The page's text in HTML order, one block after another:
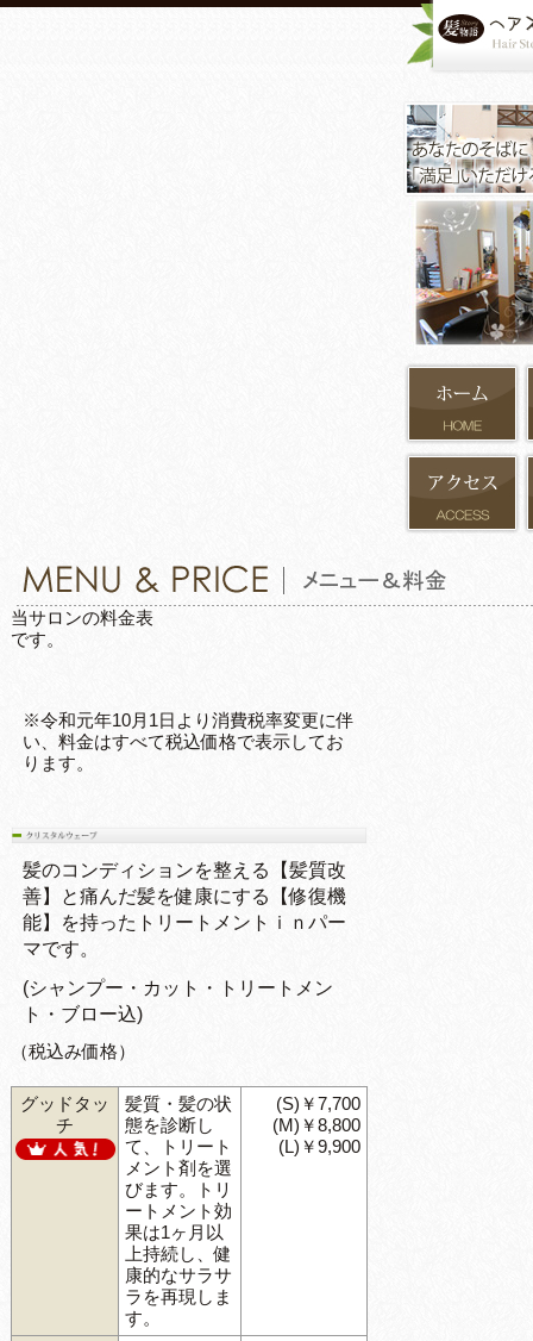
当サロンの料金表
です。
※令和元年10月1日より消費税率変更に伴
い、料金はすべて税込価格で表示してお
ります。
髪のコンディションを整える【髪質改
善】と痛んだ髪を健康にする【修復機
能】を持ったトリートメントｉｎパー
マです。
(シャンプー・カット・トリートメン
ト・ブロー込)
（税込み価格）
グッドタッ
チ
髪質・髪の状
態を診断し
て、トリート
メント剤を選
びます。トリ
ートメント効
果は1ヶ月以
上持続し、健
康的なサラサ
ラを再現しま
す。
(S)￥7,700
(M)￥8,800
(L)￥9,900